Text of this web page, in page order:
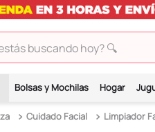
buscando hoy? 🔍
Bolsas y Mochilas Hogar
Cuidado Facial Limpiador
2.
hello kitty